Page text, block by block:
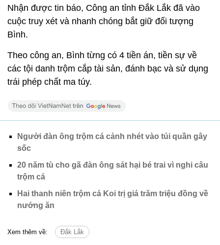
Nhận được tin báo, Công an tỉnh Đắk Lắk đã vào
cuộc truy xét và nhanh chóng bắt giữ đối tượng
Bình.
Theo công an, Bình từng có 4 tiền án, tiền sự về
các tội danh trộm cắp tài sản, đánh bạc và sử dụng
trái phép chất ma túy.
Người đàn ông trộm cá cảnh nhét vào túi quần gây
sốc
20 năm tù cho gã đàn ông sát hại bé trai vì nghi câu
trộm cá
Hai thanh niên trộm cá Koi trị giá trăm triệu đồng về
nướng ăn
Xem thêm về: Đắk Lắk